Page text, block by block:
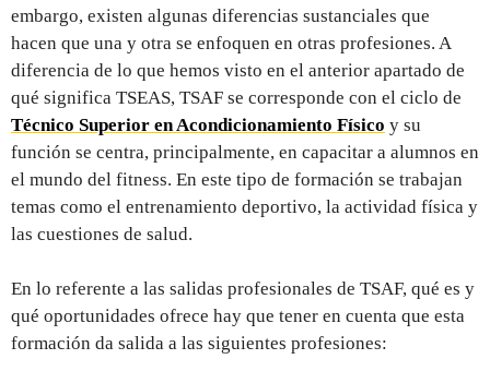
embargo, existen algunas diferencias sustanciales que
hacen que una y otra se enfoquen en otras profesiones. A
diferencia de lo que hemos visto en el anterior apartado de
qué significa TSEAS, TSAF se corresponde con el ciclo de
Técnico Superior en Acondicionamiento Físico y su
función se centra, principalmente, en capacitar a alumnos en
el mundo del fitness. En este tipo de formación se trabajan
temas como el entrenamiento deportivo, la actividad física y
las cuestiones de salud.
En lo referente a las salidas profesionales de TSAF, qué es y
qué oportunidades ofrece hay que tener en cuenta que esta
formación da salida a las siguientes profesiones: